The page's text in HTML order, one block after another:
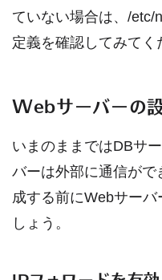
ていない場合は、/etc/
定義を確認してみてく
Webサーバーの
いまのままではDBサ
バーは外部に通信が
成する前にWebサー
しょう。